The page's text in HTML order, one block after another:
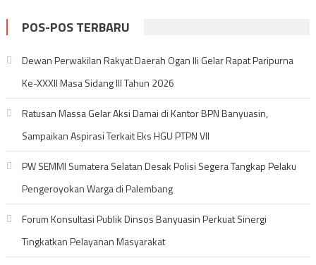
POS-POS TERBARU
Dewan Perwakilan Rakyat Daerah Ogan Ili Gelar Rapat Paripurna
Ke-XXXII Masa Sidang III Tahun 2026
Ratusan Massa Gelar Aksi Damai di Kantor BPN Banyuasin,
Sampaikan Aspirasi Terkait Eks HGU PTPN VII
PW SEMMI Sumatera Selatan Desak Polisi Segera Tangkap Pelaku
Pengeroyokan Warga di Palembang
Forum Konsultasi Publik Dinsos Banyuasin Perkuat Sinergi
Tingkatkan Pelayanan Masyarakat